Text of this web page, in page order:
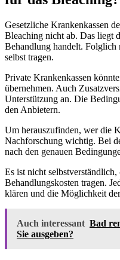
Gesetzliche Krankenkassen
Bleaching nicht ab. Das liegt
Behandlung handelt. Folglich
selbst tragen.
Private Krankenkassen
übernehmen. Auch
Unterstützung an. Die
den Anbietern.
Um herauszufinden, wer die
Nachforschung wichtig. Bei
nach den genauen
Es ist nicht
Behandlungskosten tragen.
klären und die Möglichkeit
Auch interessant Bad
Sie ausgeben?